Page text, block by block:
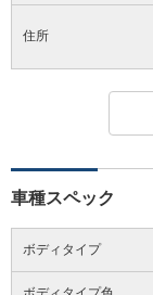
住所
車種スペック
ボディタイプ